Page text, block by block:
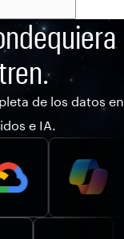
de los datos en
e IA.